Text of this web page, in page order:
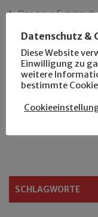
Das neue
Rennfahrer in
Zu Fuß durch
SCHLAGWORTE
Datenschutz &
Diese Website
Einwilligung zu
weitere
bestimmte